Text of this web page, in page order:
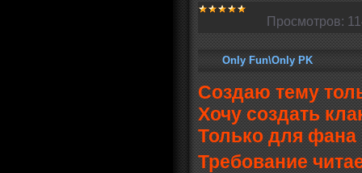
Просмотров:
Only Fun\Only PK
Создаю тему
Хочу создать
Только для фана
Требование